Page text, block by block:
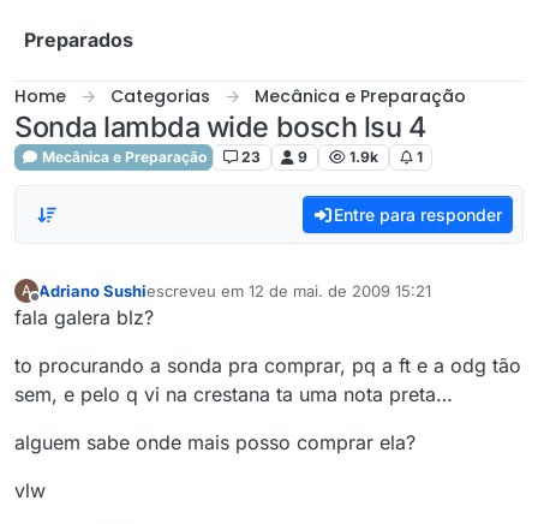
Preparados
Home Categorias Mecânica e Preparação
Sonda lambda wide bosch lsu 4
Mecânica e Preparação 23 9 1.9k 1
Entre para responder
A
Offline
Adriano Sushiescreveu em 12 de mai. de 2009 15:21
última edição por
fala galera blz?
to procurando a sonda pra comprar, pq a ft e a odg tão
sem, e pelo q vi na crestana ta uma nota preta…
alguem sabe onde mais posso comprar ela?
vlw